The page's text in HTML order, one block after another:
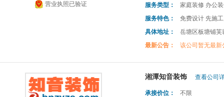
营业执照已验证
服务类型：
家庭装修 办公
服务特色：
免费设计 先施
具体地址：
岳塘区板塘铺芙
最新公告：
该公司暂无最新
湘潭知音装饰 查看公司
承接价位：
不限